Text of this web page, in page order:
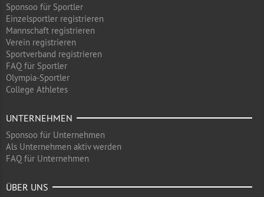
Sponsoo für Sportler
Einzelsportler registrieren
Mannschaft registrieren
Verein registrieren
Sportverband registrieren
FAQ für Sportler
Olympia-Sportler
College Athletes
UNTERNEHMEN
Sponsoo für Unternehmen
Als Unternehmen aktiv werden
FAQ für Unternehmen
ÜBER UNS